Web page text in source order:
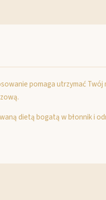
pomaga utrzymać
dietą bogatą w błonnik i